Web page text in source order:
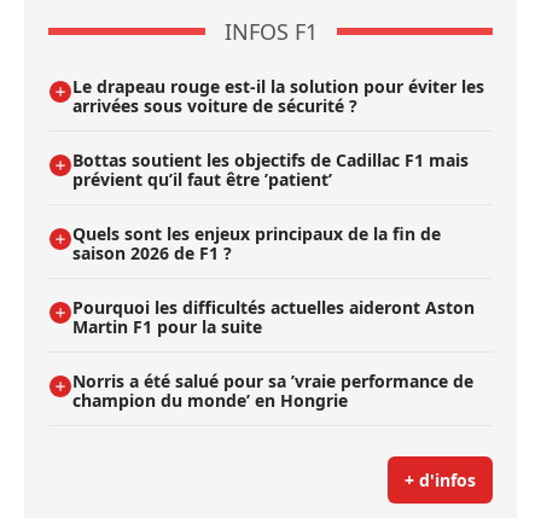
INFOS F1
Le drapeau rouge est-il la solution pour éviter les
arrivées sous voiture de sécurité ?
Bottas soutient les objectifs de Cadillac F1 mais
prévient qu’il faut être ’patient’
Quels sont les enjeux principaux de la fin de
saison 2026 de F1 ?
Pourquoi les difficultés actuelles aideront Aston
Martin F1 pour la suite
Norris a été salué pour sa ’vraie performance de
champion du monde’ en Hongrie
+ d'infos